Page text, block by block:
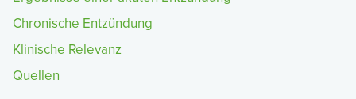
Chronische Entzündung
Klinische Relevanz
Quellen